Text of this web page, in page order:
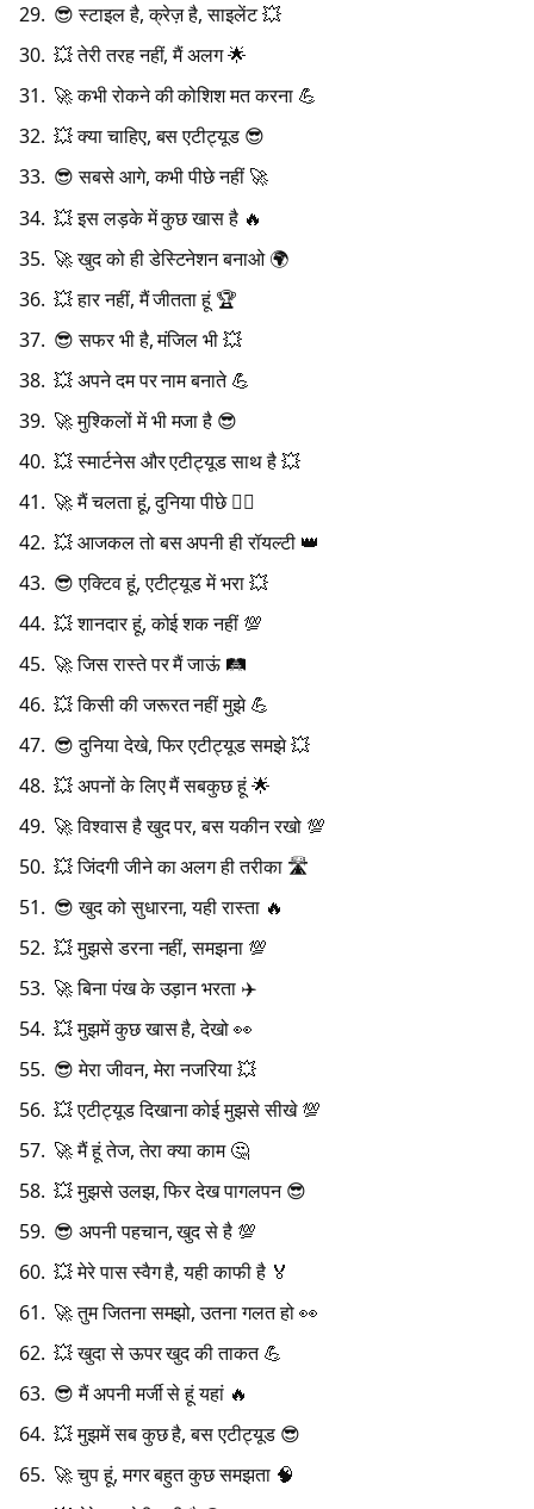
😎 स्टाइल है, क्रेज़ है, साइलेंट 💥
💥 तेरी तरह नहीं, मैं अलग 🌟
🚀 कभी रोकने की कोशिश मत करना 💪
💥 क्या चाहिए, बस एटीट्यूड 😎
😎 सबसे आगे, कभी पीछे नहीं 🚀
💥 इस लड़के में कुछ खास है 🔥
🚀 खुद को ही डेस्टिनेशन बनाओ 🌍
💥 हार नहीं, मैं जीतता हूं 🏆
😎 सफर भी है, मंजिल भी 💥
💥 अपने दम पर नाम बनाते 💪
🚀 मुश्किलों में भी मजा है 😎
💥 स्मार्टनेस और एटीट्यूड साथ है 💥
🚀 मैं चलता हूं, दुनिया पीछे 🏃‍♂️
💥 आजकल तो बस अपनी ही रॉयल्टी 👑
😎 एक्टिव हूं, एटीट्यूड में भरा 💥
💥 शानदार हूं, कोई शक नहीं 💯
🚀 जिस रास्ते पर मैं जाऊं 🛤️
💥 किसी की जरूरत नहीं मुझे 💪
😎 दुनिया देखे, फिर एटीट्यूड समझे 💥
💥 अपनों के लिए मैं सबकुछ हूं 🌟
🚀 विश्वास है खुद पर, बस यकीन रखो 💯
💥 जिंदगी जीने का अलग ही तरीका 🛣️
😎 खुद को सुधारना, यही रास्ता 🔥
💥 मुझसे डरना नहीं, समझना 💯
🚀 बिना पंख के उड़ान भरता ✈️
💥 मुझमें कुछ खास है, देखो 👀
😎 मेरा जीवन, मेरा नजरिया 💥
💥 एटीट्यूड दिखाना कोई मुझसे सीखे 💯
🚀 मैं हूं तेज, तेरा क्या काम 🤔
💥 मुझसे उलझ, फिर देख पागलपन 😎
😎 अपनी पहचान, खुद से है 💯
💥 मेरे पास स्वैग है, यही काफी है 🏅
🚀 तुम जितना समझो, उतना गलत हो 👀
💥 खुदा से ऊपर खुद की ताकत 💪
😎 मैं अपनी मर्जी से हूं यहां 🔥
💥 मुझमें सब कुछ है, बस एटीट्यूड 😎
🚀 चुप हूं, मगर बहुत कुछ समझता 🧠